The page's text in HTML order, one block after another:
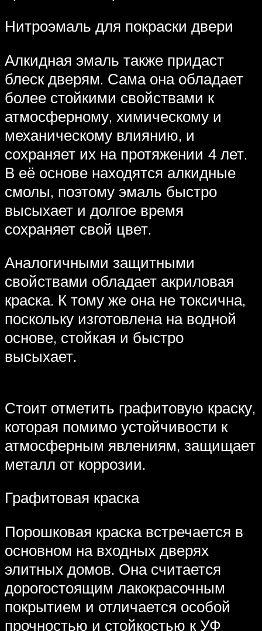
Нитроэмаль для покраски двери
Алкидная эмаль также придаст
блеск дверям. Сама она обладает
более стойкими свойствами к
атмосферному, химическому и
механическому влиянию, и
сохраняет их на протяжении 4 лет.
В её основе находятся алкидные
смолы, поэтому эмаль быстро
высыхает и долгое время
сохраняет свой цвет.
Аналогичными защитными
свойствами обладает акриловая
краска. К тому же она не токсична,
поскольку изготовлена на водной
основе, стойкая и быстро
высыхает.
Стоит отметить графитовую краску,
которая помимо устойчивости к
атмосферным явлениям, защищает
металл от коррозии.
Графитовая краска
Порошковая краска встречается в
основном на входных дверях
элитных домов. Она считается
дорогостоящим лакокрасочным
покрытием и отличается особой
прочностью и стойкостью к УФ